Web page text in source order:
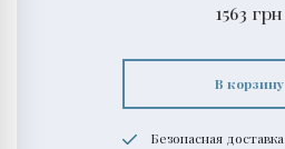
1563 грн
В корзину
Безопасная доставка